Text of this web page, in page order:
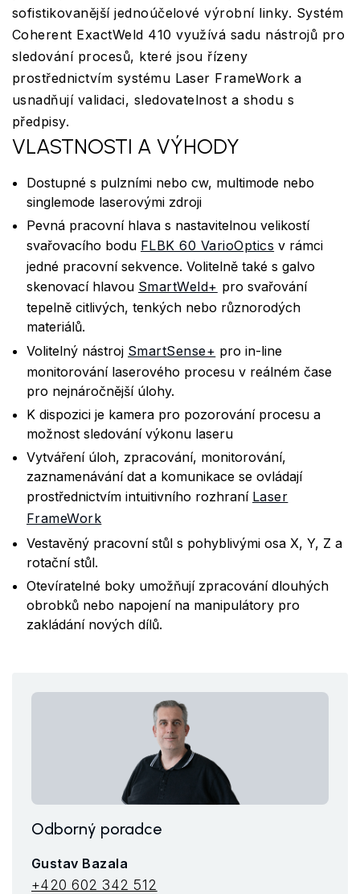
sofistikovanější jednoúčelové výrobní linky. Systém
Coherent ExactWeld 410 využívá sadu nástrojů pro
sledování procesů, které jsou řízeny
prostřednictvím systému Laser FrameWork a
usnadňují validaci, sledovatelnost a shodu s
předpisy.
VLASTNOSTI A VÝHODY
Dostupné s pulzními nebo cw, multimode nebo
singlemode laserovými zdroji
Pevná pracovní hlava s nastavitelnou velikostí
svařovacího bodu FLBK 60 VarioOptics v rámci
jedné pracovní sekvence. Volitelně také s galvo
skenovací hlavou SmartWeld+ pro svařování
tepelně citlivých, tenkých nebo různorodých
materiálů.
Volitelný nástroj SmartSense+ pro in-line
monitorování laserového procesu v reálném čase
pro nejnáročnější úlohy.
K dispozici je kamera pro pozorování procesu a
možnost sledování výkonu laseru
Vytváření úloh, zpracování, monitorování,
zaznamenávání dat a komunikace se ovládají
prostřednictvím intuitivního rozhraní Laser
FrameWork
Vestavěný pracovní stůl s pohyblivými osa X, Y, Z a
rotační stůl.
Otevíratelné boky umožňují zpracování dlouhých
obrobků nebo napojení na manipulátory pro
zakládání nových dílů.
Odborný poradce
Gustav Bazala
+420 602 342 512